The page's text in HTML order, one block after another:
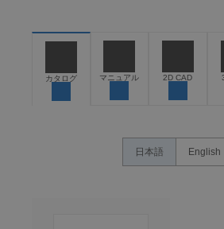
カタログ マニュアル 2D CAD
日本語 English